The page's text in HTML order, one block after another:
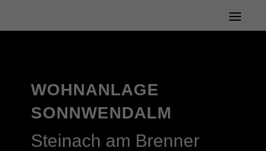
WOHNANLAGE
SONNWENDALM
Steinach am Brenner